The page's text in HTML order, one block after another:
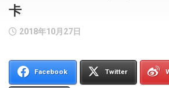
卡
2018年10月27日
Facebook Twitter